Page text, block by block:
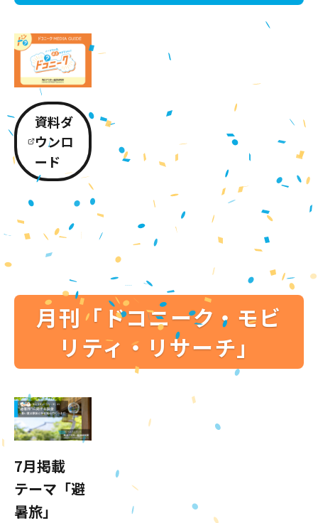
資料ダ
ウンロ
ード
月刊「ドコニーク・モビ
リティ・リサーチ」
7月掲載
テーマ「避
暑旅」